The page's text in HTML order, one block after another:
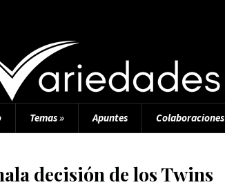
Temas» Apuntes Colaboraciones
decisión de los Twins